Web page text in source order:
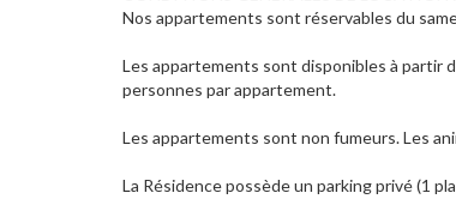
Nos appartements sont réservables du
Les appartements sont disponibles à partir
personnes par appartement.
Les appartements sont non fumeurs. Les
La Résidence possède un parking privé (1